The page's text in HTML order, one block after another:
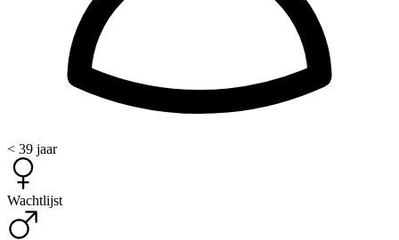
< 39 jaar
Wachtlijst